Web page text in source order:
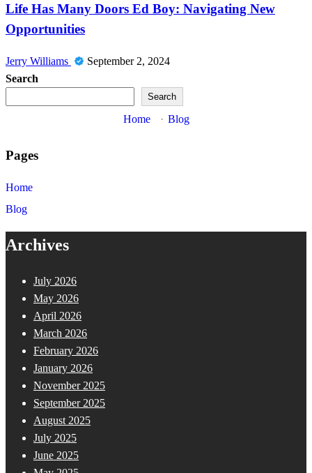
Life Has Many Doors Ed Boy: Navigating New
Opportunities
Jerry Williams
September 2, 2024
Search
Search
Home · Blog
Pages
Home
Blog
Archives
July 2026
May 2026
April 2026
March 2026
February 2026
January 2026
November 2025
September 2025
August 2025
July 2025
June 2025